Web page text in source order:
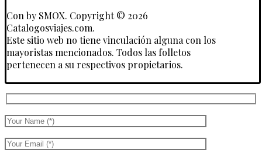
Con by SMOX. Copyright © 2026
Catalogosviajes.com.
Este sitio web no tiene vinculación alguna con los
mayoristas mencionados. Todos las folletos
pertenecen a su respectivos propietarios.